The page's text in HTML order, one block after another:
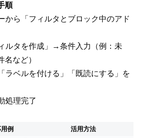
順
から「フィルタとブロック中のアド
ルタを作成」→条件入力（例：未
名など）
ラベルを付ける」「既読にする」を
処理完了
例
活用方法